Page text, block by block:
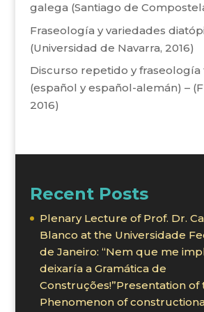
galega (Santiago de
Fraseología y variedades
(Universidad de Navarra, 2016)
Discurso repetido y fraseología
(español y español-alemán) –
2016)
Recent Posts
Plenary Lecture of Prof. Dr.
Blanco at the Universidade
de Janeiro: “Nem que me
deixaría a Gramática de
Construções!”Presentation of
Phenomenon of